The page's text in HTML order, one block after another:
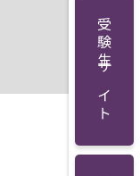
受験生サイト